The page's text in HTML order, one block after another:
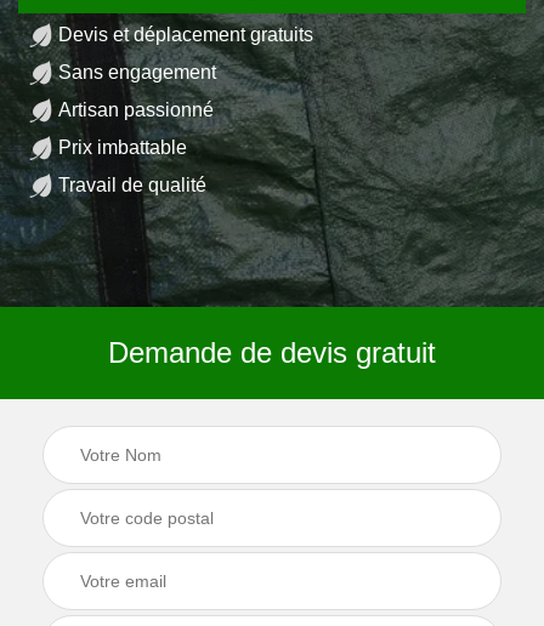
Devis et déplacement gratuits
Sans engagement
Artisan passionné
Prix imbattable
Travail de qualité
Demande de devis gratuit